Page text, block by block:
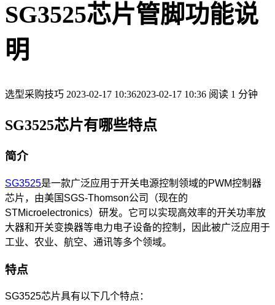
SG3525芯片管脚功能说
明
选型采购技巧 2023-02-17 10:362023-02-17 10:36 阅读 1 分钟
SG3525芯片有哪些特点
简介
SG3525是一款广泛应用于开关电源控制领域的PWM控制器
芯片，由美国SGS-Thomson公司（现在的
STMicroelectronics）研发。它可以实现高效率的开关功率放
大器和开关变换器等电力电子设备的控制，因此被广泛应用于
工业、农业、航空、通讯等多个领域。
特点
SG3525芯片具有以下几个特点：